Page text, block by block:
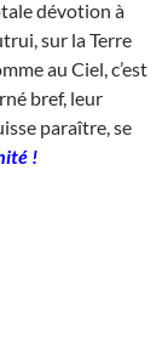
dévotion à
sur la Terre
au Ciel, c’est
bref, leur
paraître, se
!